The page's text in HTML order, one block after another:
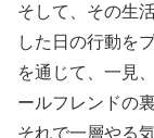
そして、その生
した日の行動を
を通じて、一見
ールフレンドの
それで一層やる